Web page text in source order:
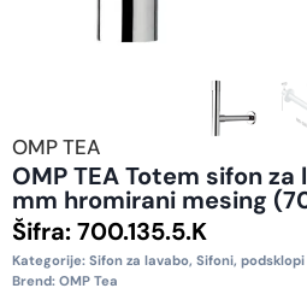
OMP TEA
OMP TEA Totem sifon
mm hromirani mesing
Šifra:700.135.5.K
Kategorije: Sifon za lavabo, Sifoni,
Brend: OMP Tea